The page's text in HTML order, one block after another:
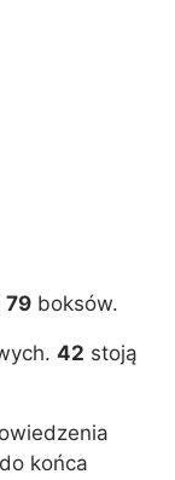
79 boksów.
42 stoją
końca